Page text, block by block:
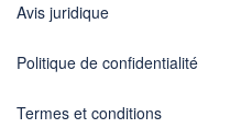
Avis juridique
Politique de confidentialité
Termes et conditions